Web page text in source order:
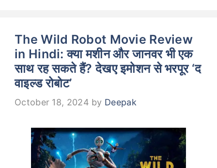
The Wild Robot Movie Review
in Hindi: क्या मशीन और जानवर भी एक
साथ रह सकते हैं? देखए इमोशन से भरपूर ‘द
वाइल्ड रोबोट’
October 18, 2024 by Deepak